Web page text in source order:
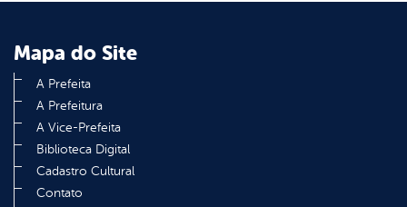
Mapa do Site
A Prefeita
A Prefeitura
A Vice-Prefeita
Biblioteca Digital
Cadastro Cultural
Contato